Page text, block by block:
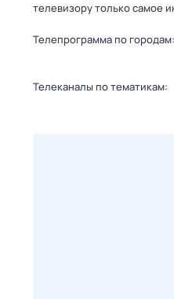
телевизору только самое
Телепрограмма по городам:
Телеканалы по тематикам: